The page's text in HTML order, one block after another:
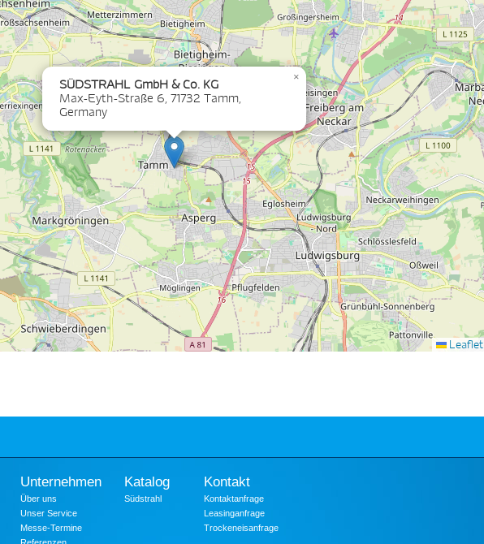
SÜDSTRAHL GmbH & Co. KG
Max-Eyth-Straße 6, 71732 Tamm,
Germany
×
Leaflet
Unternehmen
Über uns
Unser Service
Messe-Termine
Katalog
Südstrahl
Kontakt
Kontaktanfrage
Leasinganfrage
Trockeneisanfrage